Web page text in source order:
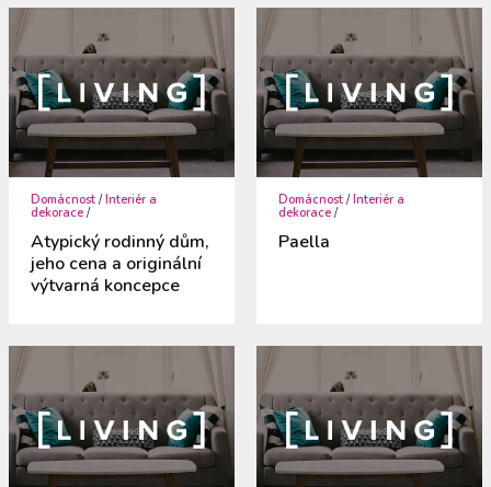
Domácnost / Interiér a
dekorace /
Atypický rodinný dům,
jeho cena a originální
výtvarná koncepce
Domácnost / Interiér a
dekorace /
Paella